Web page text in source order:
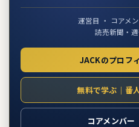
運営目 ・ コアメ
読売新聞・週
JACKのプロフ
無料で学ぶ｜番
コアメンバ